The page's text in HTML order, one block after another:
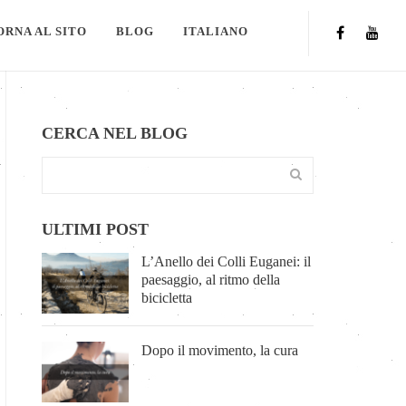
AL SITO BLOG ITALIANO
CERCA NEL BLOG
ULTIMI POST
L’Anello dei Colli Euganei: il
paesaggio, al ritmo della
bicicletta
Dopo il movimento, la cura